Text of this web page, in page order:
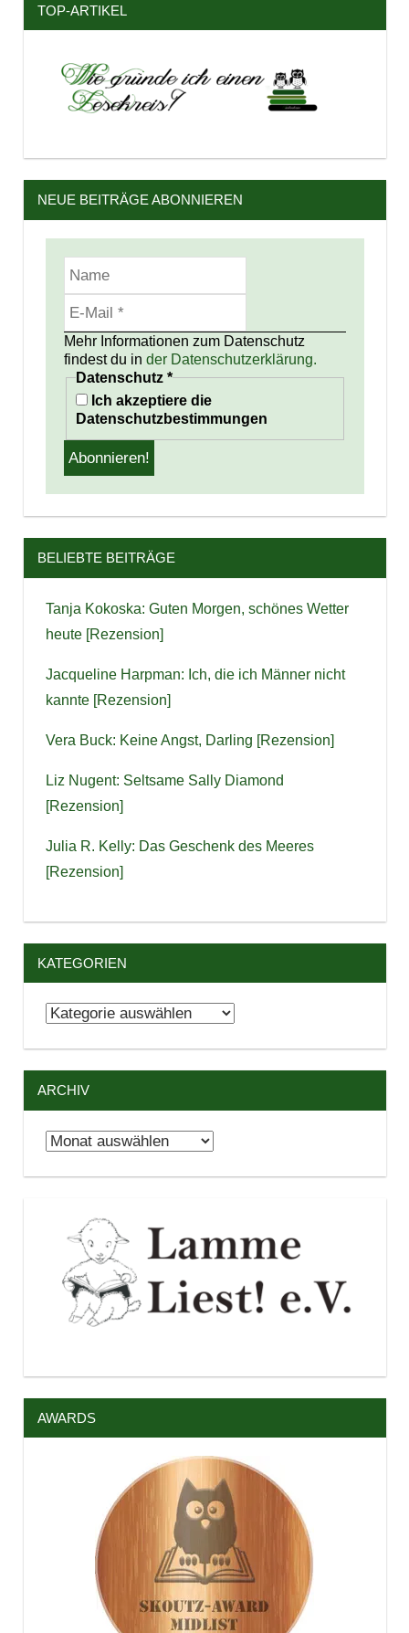
TOP-ARTIKEL
NEUE BEITRÄGE ABONNIEREN
Mehr Informationen zum Datenschutz
findest du in der Datenschutzerklärung.
Datenschutz *
Ich akzeptiere die
Datenschutzbestimmungen
BELIEBTE BEITRÄGE
Tanja Kokoska: Guten Morgen, schönes Wetter
heute [Rezension]
Jacqueline Harpman: Ich, die ich Männer nicht
kannte [Rezension]
Vera Buck: Keine Angst, Darling [Rezension]
Liz Nugent: Seltsame Sally Diamond
[Rezension]
Julia R. Kelly: Das Geschenk des Meeres
[Rezension]
KATEGORIEN
Kategorien
ARCHIV
Archiv
AWARDS